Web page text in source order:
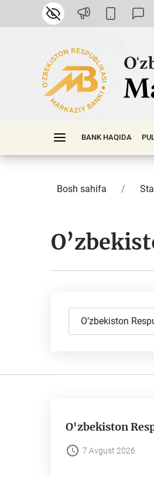
BANK HAQIDA
Bosh sahifa
O'zbekiston
7 Avgust 2026